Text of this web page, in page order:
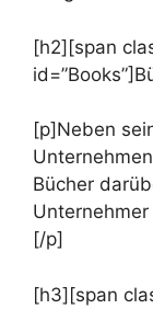
[h2][span
[p]Neben
Bücher
[/p]
[h3][span